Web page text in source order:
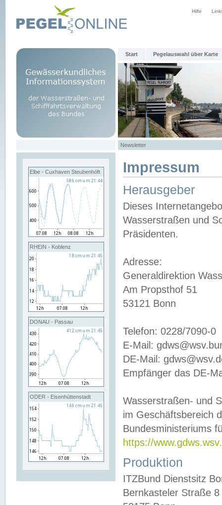
Hilfe
Start Pegelauswahl über Karte
Newsletter
Elbe - Cuxhaven Steubenhöft
RHEIN - Koblenz
DONAU - Passau
ODER - Eisenhüttenstadt
Impressum
Herausgeber
Dieses
Wasserstraßen und
Präsidenten.
Adresse:
Generaldirektion
Am Propsthof 51
53121 Bonn
Telefon: 0228/7090-0
E-Mail:
DE-Mail:
Empfänger das DE-
Wasserstraßen- und
im Geschäftsbereich
Bundesministeriums
https://
Produktion
ITZBund Dienstsitz
Bernkasteler Straße 8